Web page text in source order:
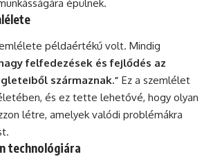
épülnek.
példaértékű volt. Mindig
felfedezések és fejlődés az
származnak.” Ez a szemlélet
és ez tette lehetővé, hogy olyan
létre, amelyek valódi problémákra
technológiára